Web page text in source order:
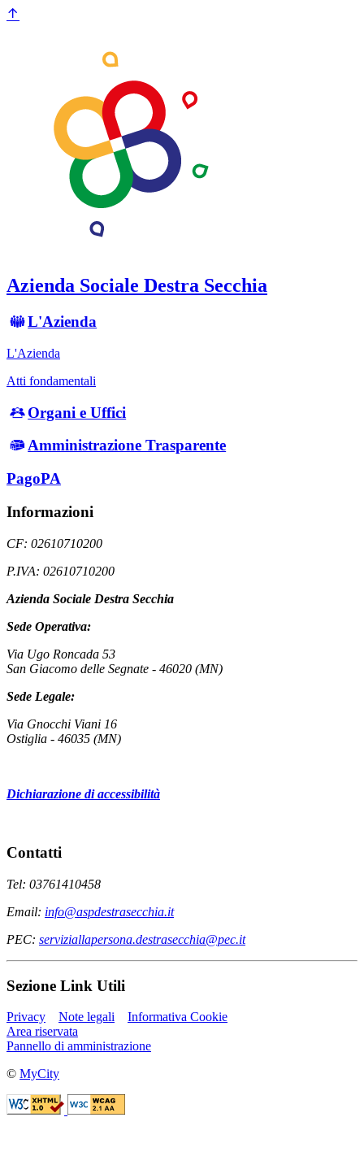
Azienda Sociale Destra Secchia
L'Azienda
L'Azienda
Atti fondamentali
Organi e Uffici
Amministrazione Trasparente
PagoPA
Informazioni
CF: 02610710200
P.IVA: 02610710200
Azienda Sociale Destra Secchia
Sede Operativa:
Via Ugo Roncada 53
San Giacomo delle Segnate - 46020 (MN)
Sede Legale:
Via Gnocchi Viani 16
Ostiglia - 46035 (MN)
Dichiarazione di accessibilità
Contatti
Tel: 03761410458
Email: info@aspdestrasecchia.it
PEC: serviziallapersona.destrasecchia@pec.it
Sezione Link Utili
Privacy Note legali
Informativa Cookie
Area riservata
Pannello di amministrazione
© MyCity